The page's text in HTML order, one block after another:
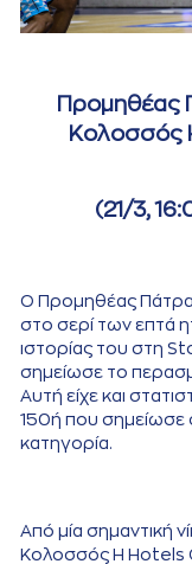
Προμηθέας
Κολοσσός
(21/3,
Ο Προμηθέας
στο σερί των επτά
ιστορίας του στη
σημείωσε το
Αυτή είχε και
150ή που σημείωσε
κατηγορία.
Από μία σημαντική
Κολοσσός H Hotels